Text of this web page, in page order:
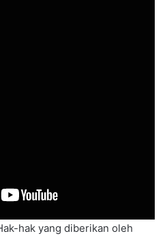
pajak pemilik kedaulatan.
hak yang diberikan oleh